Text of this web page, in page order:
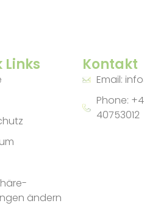
Links
ändern
Kontakt
Email:
Phone:
40753012